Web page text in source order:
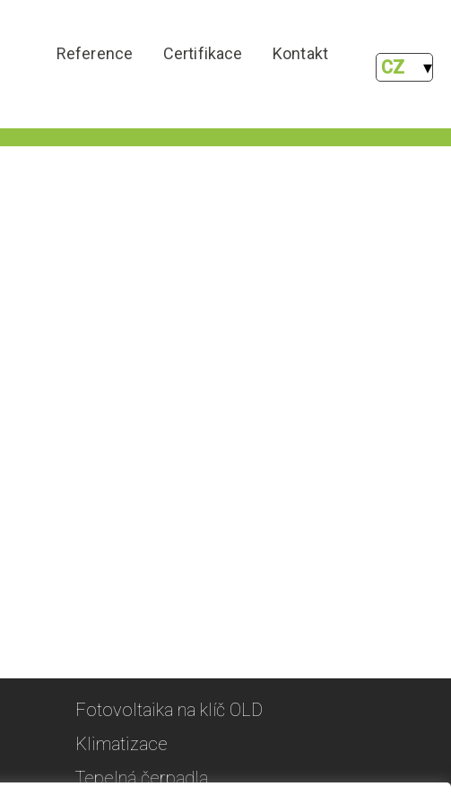
CZ
Reference Certifikace Kontakt
Fotovoltaika na klíč OLD
Klimatizace
Tepelná čerpadla